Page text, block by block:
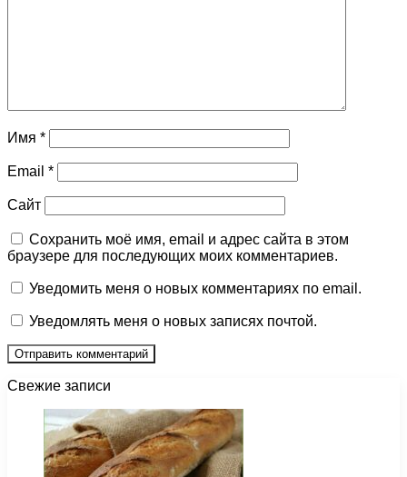
Имя *
Email *
Сайт
Сохранить моё имя, email и адрес сайта в этом
браузере для последующих моих комментариев.
Уведомить меня о новых комментариях по email.
Уведомлять меня о новых записях почтой.
Свежие записи